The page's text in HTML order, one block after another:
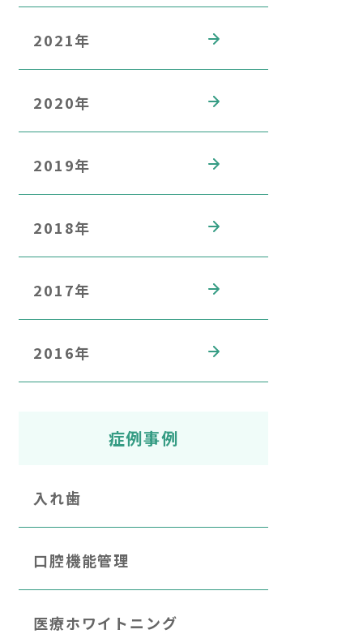
2021年
2020年
2019年
2018年
2017年
2016年
症例事例
入れ歯
口腔機能管理
医療ホワイトニング